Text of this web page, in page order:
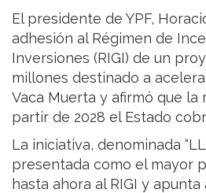
El presidente de YPF,
adhesión al Régimen de
Inversiones (RIGI) de un
millones destinado a
Vaca Muerta y afirmó que la
partir de 2028 el Estado
La iniciativa, denominada
presentada como el mayor
hasta ahora al RIGI y